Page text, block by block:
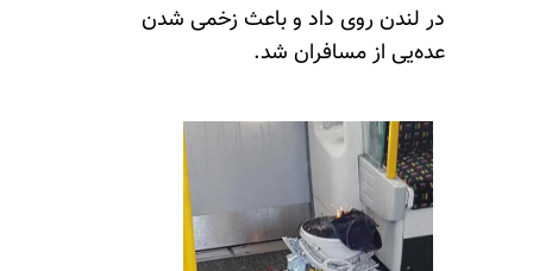
در لندن روی داد و باعث زخمی شدن
عده‌یی از مسافران شد.